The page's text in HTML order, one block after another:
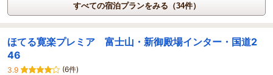
すべての宿泊プランをみる（34件）
ほてる寛楽プレミア 富士山・新御殿場インター・国道2
46
3.9
(6件)